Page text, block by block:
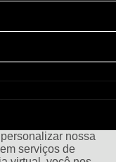
nossa
serviços de